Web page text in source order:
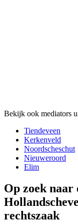
Bekijk ook mediators
Tiendeveen
Kerkenveld
Noordscheschut
Nieuweroord
Elim
Op zoek naar
rechtszaak